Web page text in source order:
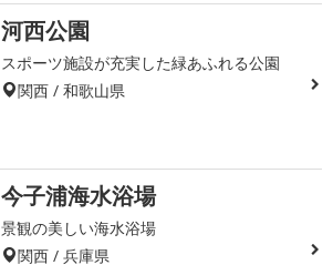
河西公園
スポーツ施設が充実した緑あふれる公園
関西 / 和歌山県
今子浦海水浴場
景観の美しい海水浴場
関西 / 兵庫県